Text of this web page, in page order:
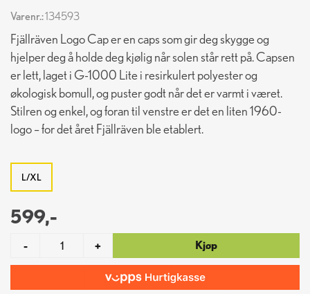
Varenr.:134593
Fjällräven Logo Cap er en caps som gir deg skygge og
hjelper deg å holde deg kjølig når solen står rett på. Capsen
er lett, laget i G-1000 Lite i resirkulert polyester og
økologisk bomull, og puster godt når det er varmt i været.
Stilren og enkel, og foran til venstre er det en liten 1960-
logo – for det året Fjällräven ble etablert.
L/XL
599,-
- + Kjøp